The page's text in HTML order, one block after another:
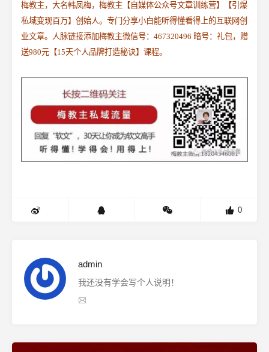
梅教主，大名韩凤梅，梅教主【自媒体公众号文章训练营】【引爆
私域变现百万】创始人。专门分享小白能听得懂看得上的互联网创
业文章。人脉链接添加梅教主微信号：467320496 暗号：礼包，赠
送980元【15天个人品牌打造秘诀】课程。
0
admin
我还没有学会写个人说明！